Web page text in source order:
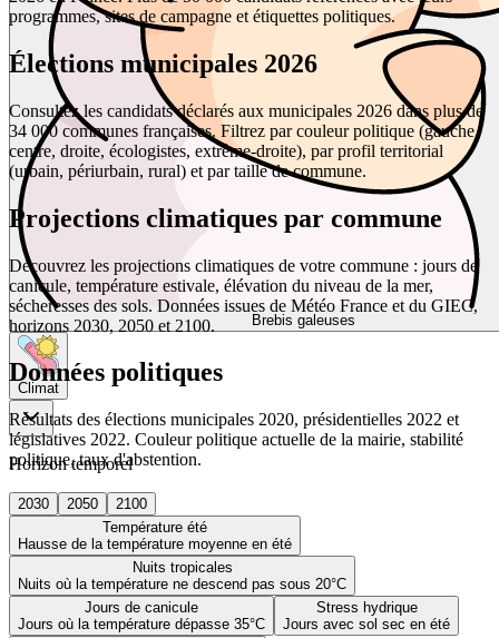
Brebis galeuses
Climat
Horizon temporel
2030 2050
2100
Température été
Hausse de la température moyenne en été
Nuits tropicales
Nuits où la température ne descend pas sous 20°C
Jours de canicule
Jours où la température dépasse 35°C
Stress hydrique
Jours avec sol sec en été
programmes, sites de campagne et étiquettes politiques.
Élections municipales 2026
Consultez les candidats déclarés aux municipales 2026 dans plus de
34 000 communes françaises. Filtrez par couleur politique (gauche,
centre, droite, écologistes, extrême-droite), par profil territorial
(urbain, périurbain, rural) et par taille de commune.
Projections climatiques par commune
Découvrez les projections climatiques de votre commune : jours de
canicule, température estivale, élévation du niveau de la mer,
sécheresses des sols. Données issues de Météo France et du GIEC,
horizons 2030, 2050 et 2100.
Données politiques
Résultats des élections municipales 2020, présidentielles 2022 et
législatives 2022. Couleur politique actuelle de la mairie, stabilité
politique, taux d'abstention.